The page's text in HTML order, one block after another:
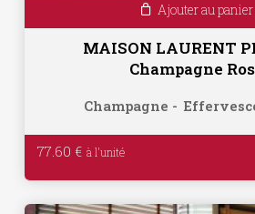
Ajouter au panier
MAISON LAURENT
Champagne
Champagne
77.60 €